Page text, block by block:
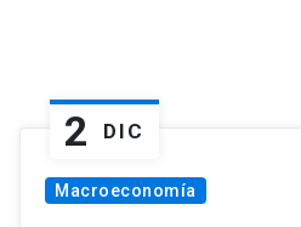
2 DIC
Macroeconomía